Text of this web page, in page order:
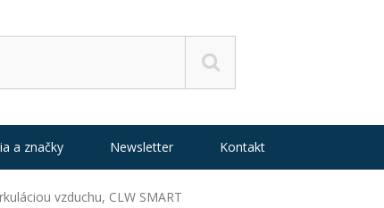
vzduchu, CLW SMART
a značky Newsletter Kontakt